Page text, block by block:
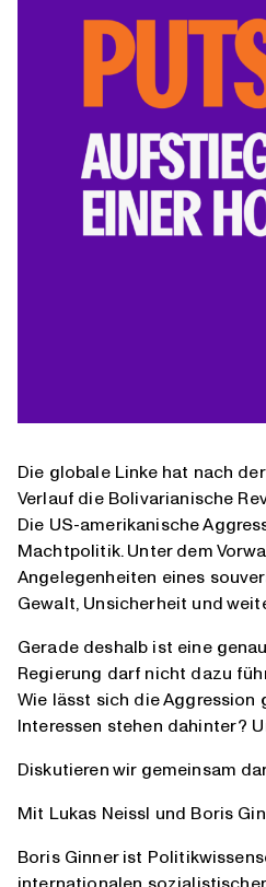
Die globale Linke hat nach
Verlauf die Bolivarianische
Die US-amerikanische
Machtpolitik. Unter dem
Angelegenheiten eines
Gewalt, Unsicherheit und
Gerade deshalb ist eine
Regierung darf nicht dazu
Wie lässt sich die Aggression
Interessen stehen dahinter?
Diskutieren wir gemeinsam
Mit Lukas Neissl und Boris
Boris Ginner ist
internationalen